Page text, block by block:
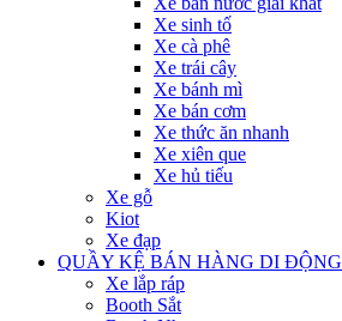
Xe sinh tố
Xe cà phê
Xe trái cây
Xe bánh mì
Xe bán cơm
Xe thức ăn nhanh
Xe xiên que
Xe hủ tiếu
Xe gỗ
Kiot
Xe đạp
QUẦY KỆ BÁN HÀNG DI ĐỘNG
Xe lắp ráp
Booth Sắt